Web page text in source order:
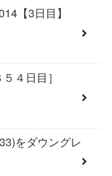
【3日目】
４日目］
をダウングレ